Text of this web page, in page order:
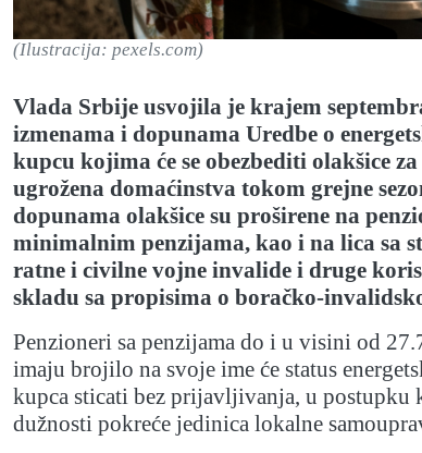
(Ilustracija: pexels.com)
Vlada Srbije usvojila je krajem
izmenama i dopunama Uredbe o
kupcu kojima će se obezbediti olakšice
ugrožena domaćinstva tokom grejne
dopunama olakšice su proširene na
minimalnim penzijama, kao i na lica sa
ratne i civilne vojne invalide i druge
skladu sa propisima o boračko-
Penzioneri sa penzijama do i u visini od
imaju brojilo na svoje ime će status
kupca sticati bez prijavljivanja, u postupku
dužnosti pokreće jedinica lokalne